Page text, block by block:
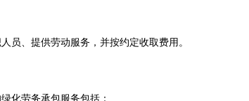
员、提供劳动服务，并按约定收取费用。
化劳务承包服务包括：